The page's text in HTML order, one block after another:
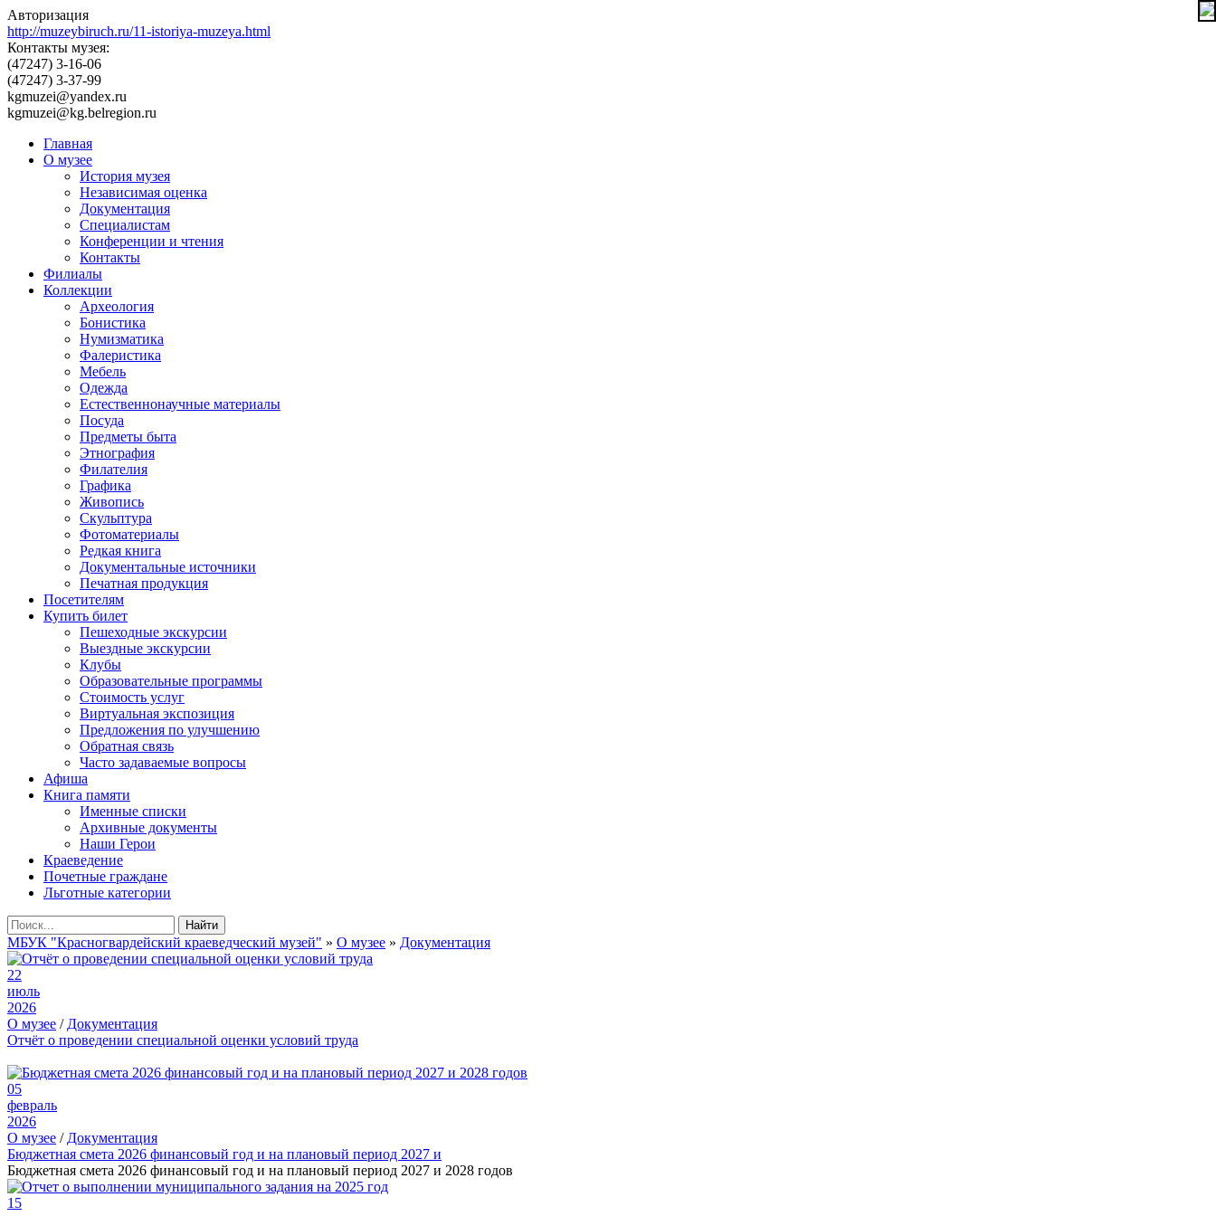
Авторизация
http://muzeybiruch.ru/11-istoriya-muzeya.html
Контакты музея:
(47247) 3-16-06
(47247) 3-37-99
kgmuzei@yandex.ru
kgmuzei@kg.belregion.ru
Главная
О музее
История музея
Независимая оценка
Документация
Специалистам
Конференции и чтения
Контакты
Филиалы
Коллекции
Археология
Бонистика
Нумизматика
Фалеристика
Мебель
Одежда
Естественнонаучные материалы
Посуда
Предметы быта
Этнография
Филателия
Графика
Живопись
Скульптура
Фотоматериалы
Редкая книга
Документальные источники
Печатная продукция
Посетителям
Купить билет
Пешеходные экскурсии
Выездные экскурсии
Клубы
Образовательные программы
Стоимость услуг
Виртуальная экспозиция
Предложения по улучшению
Обратная связь
Часто задаваемые вопросы
Афиша
Книга памяти
Именные списки
Архивные документы
Наши Герои
Краеведение
Почетные граждане
Льготные категории
Найти
МБУК "Красногвардейский краеведческий музей" » О музее » Документация
22
июль
2026
О музее / Документация
Отчёт о проведении специальной оценки условий труда
05
февраль
2026
О музее / Документация
Бюджетная смета 2026 финансовый год и на плановый период 2027 и
Бюджетная смета 2026 финансовый год и на плановый период 2027 и 2028 годов
15